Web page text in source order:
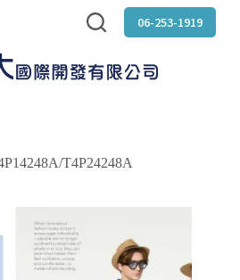
06-253-1919
T4P24248A